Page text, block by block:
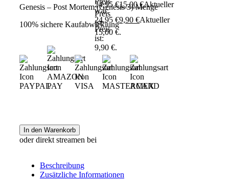
24,95 €15,00€Aktueller
Preis
ist:
15,00 €.
war:
24,95 €9,90 €Aktueller
Preis
ist:
9,90 €.
Genesis – Post Mortem (Genesis 3) Menge
100% sichere Kaufabwicklung
In den Warenkorb
oder direkt streamen bei
Beschreibung
Zusätzliche Informationen